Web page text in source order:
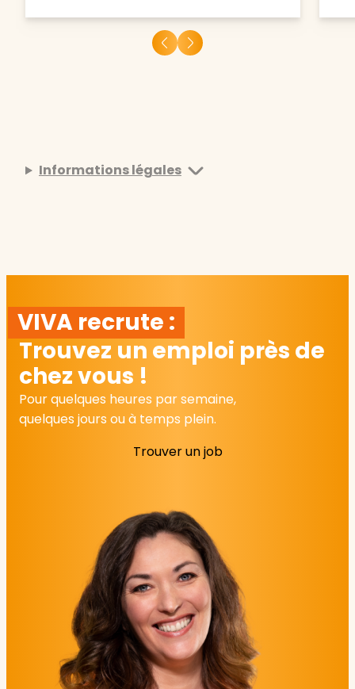
Informations légales
VIVA recrute :
Trouvez un emploi près de
chez vous !
Pour quelques heures par semaine,
quelques jours ou à temps plein.
Trouver un job